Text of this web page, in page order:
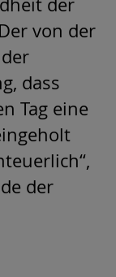
von der
dass
Tag eine
der